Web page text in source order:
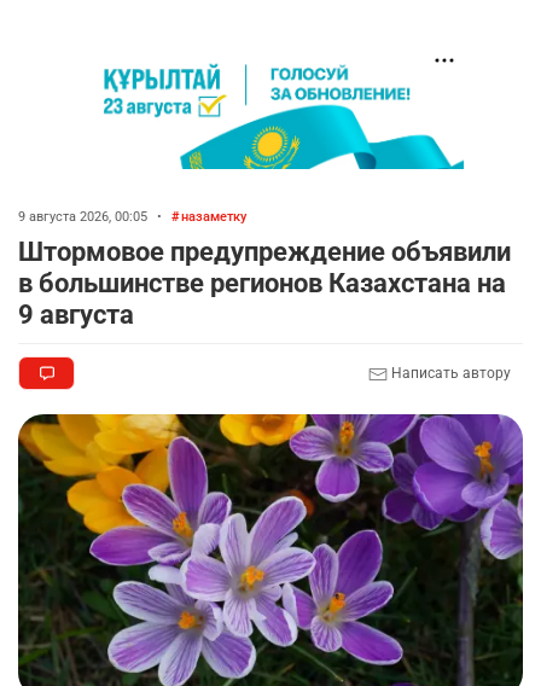
9 августа 2026, 00:05 • назаметку
Штормовое предупреждение объявили
в большинстве регионов Казахстана на
9 августа
Написать автору